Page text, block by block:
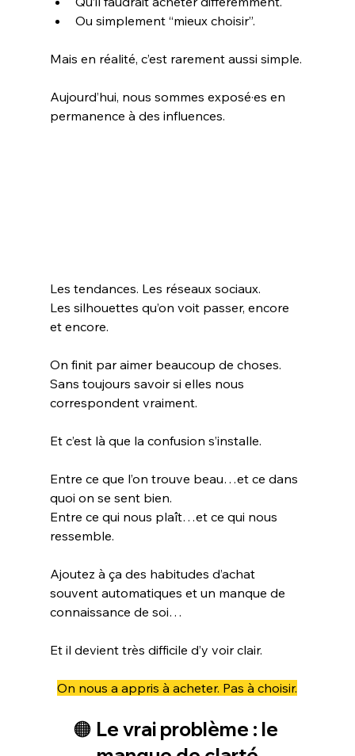
Ou simplement “mieux choisir”.
Mais en réalité, c’est rarement aussi simple.
Aujourd’hui, nous sommes exposé·es en
permanence à des influences.
Les tendances. Les réseaux sociaux.
Les silhouettes qu’on voit passer, encore
et encore.
On finit par aimer beaucoup de choses.
Sans toujours savoir si elles nous
correspondent vraiment.
Et c’est là que la confusion s’installe.
Entre ce que l’on trouve beau…et ce dans
quoi on se sent bien.
Entre ce qui nous plaît…et ce qui nous
ressemble.
Ajoutez à ça des habitudes d’achat
souvent automatiques et un manque de
connaissance de soi…
Et il devient très difficile d’y voir clair.
On nous a appris à acheter. Pas à choisir.
🟠 Le vrai problème : le